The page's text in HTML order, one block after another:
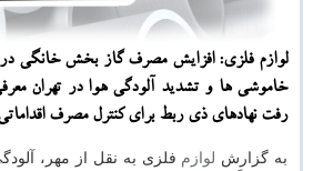
لوازم فلزی: افزایش مصرف گاز بخش خانگی
خاموشی ها و تشدید آلودگی هوا در تهران
رفت نهادهای ذی ربط برای کنترل مصرف
به گزارش لوازم فلزی به نقل از مهر،